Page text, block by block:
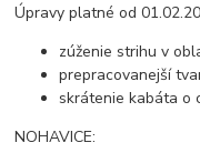
Úpravy platné od
zúženie strihu v
prepracovanejší
skrátenie kabáta o
NOHAVICE: